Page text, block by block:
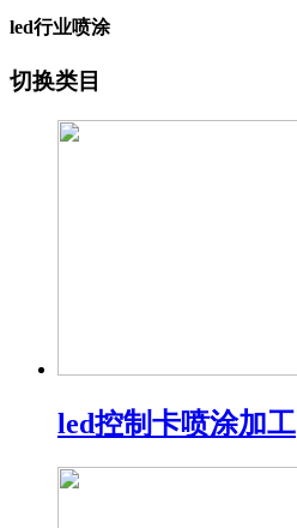
led行业喷涂
切换类目
led控制卡喷涂加工